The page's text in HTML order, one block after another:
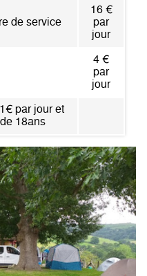
de service
16 €
par
jour
4 €
par
jour
par jour et
18ans